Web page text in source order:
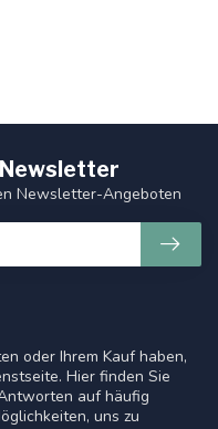
oder Ihrem Kauf haben,
Hier finden Sie
auf häufig
uns zu
Newsletter-Angeboten